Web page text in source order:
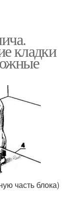
кладки
часть блока)